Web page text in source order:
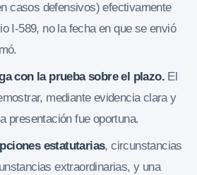
casos defensivos) efectivamente
I-589, no la fecha en que se envió
con la prueba sobre el plazo. El
mediante evidencia clara y
presentación fue oportuna.
estatutarias, circunstancias
extraordinarias, y una